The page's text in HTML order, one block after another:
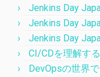
Jenkins Day
Jenkins Day
Jenkins Day
CI/CDを理解す
DevOpsの世界